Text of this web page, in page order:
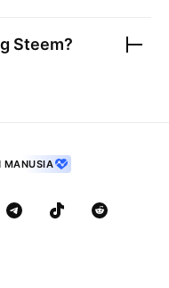
Steem?
MANUSIA